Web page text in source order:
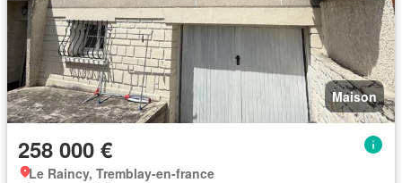
Maison
258 000 €
Le Raincy, Tremblay-en-france